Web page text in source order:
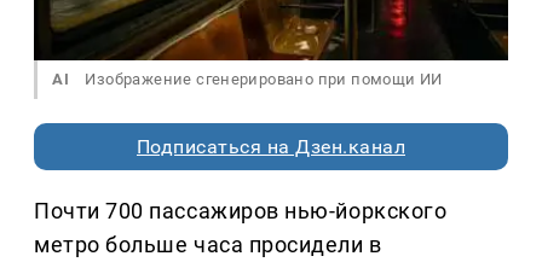
AI Изображение сгенерировано при помощи ИИ
Подписаться на Дзен.канал
Почти 700 пассажиров нью-йоркского
метро больше часа просидели в